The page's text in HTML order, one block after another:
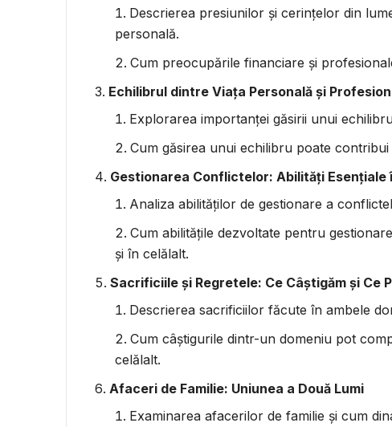
Descrierea presiunilor și cerințelor din
personală.
Cum preocupările financiare și
Echilibrul dintre Viața Personală și
Explorarea importanței găsirii unui
Cum găsirea unui echilibru poate
Gestionarea Conflictelor: Abilități Esențiale
Analiza abilităților de gestionare a
Cum abilitățile dezvoltate pentru
și în celălalt.
Sacrificiile și Regretele: Ce Câștigăm și Ce
Descrierea sacrificiilor făcute în ambele
Cum câștigurile dintr-un domeniu pot
celălalt.
Afaceri de Familie: Uniunea a Două Lumi
Examinarea afacerilor de familie și cum